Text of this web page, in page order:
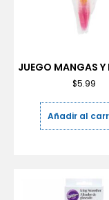
JUEGO MANGAS Y
$5.99
Añadir al